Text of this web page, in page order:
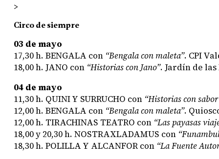
>
Circo de siempre
03 de mayo
17,30 h. BENGALA con “Bengala con maleta”. CPI
18,00 h. JANO con “Historias con Jano”. Jardín de
04 de mayo
11,30 h. QUINI Y SURRUCHO con “Historias con
12,00 h. BENGALA con “Bengala con maleta”.
12,00 h. TIRACHINAS TEATRO con “Las payasas
18,00 y 20,30 h. NOSTRAXLADAMUS con
18,30 h. POLILLA Y ALCANFOR con “La Fuente